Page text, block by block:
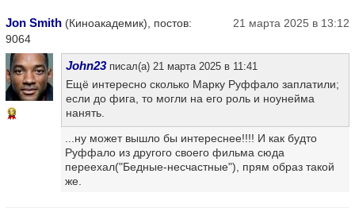
Jon Smith (Киноакадемик), постов:
9064
21 марта 2025 в 13:12
13
John23писал(а) 21 марта 2025 в 11:41
Ещё интересно сколько Марку Руффало заплатили;
если до фига, то могли на его роль и ноунейма
нанять.
...ну может вышло бы интереснее!!!! И как будто
Руффало из другого своего фильма сюда
переехал("Бедные-несчастные"), прям образ такой
же.